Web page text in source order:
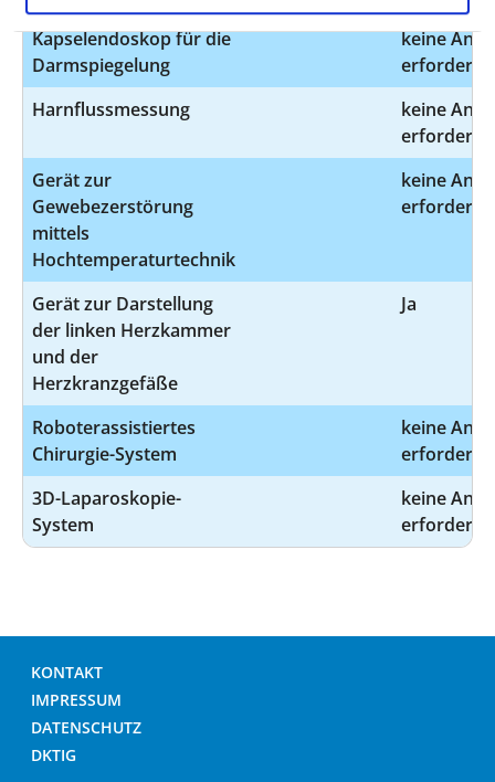
Kapselendoskop für die
Darmspiegelung
keine
Harnflussmessung
keine
Gerät zur
Gewebezerstörung
mittels
Hochtemperaturtechnik
keine
Gerät zur Darstellung
der linken Herzkammer
und der
Herzkranzgefäße
Ja
Roboterassistiertes
Chirurgie-System
keine
3D-Laparoskopie-
System
keine
KONTAKT
IMPRESSUM
DATENSCHUTZ
DKTIG